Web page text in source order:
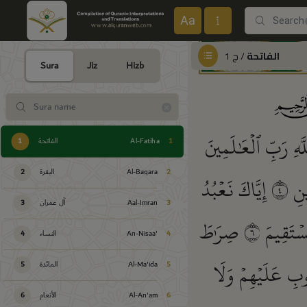
Aa
Sura Jiz Hizb
1 الفاتحة Al-Fatiha 1
2 البقرة Al-Baqara 2
3 آل عمران Aal-Imran 3
4 النساء An-Nisaa' 4
5 المائدة Al-Ma'ida 5
6 الأنعام Al-An'am 6
الفاتحة/ ج 1
رَبِّ ٱلۡعَٰلَمِينَ
٤إِيَّاكَ نَعۡبُدُ
٦صِرَٰطَ
عَلَيۡهِمۡ وَلَا